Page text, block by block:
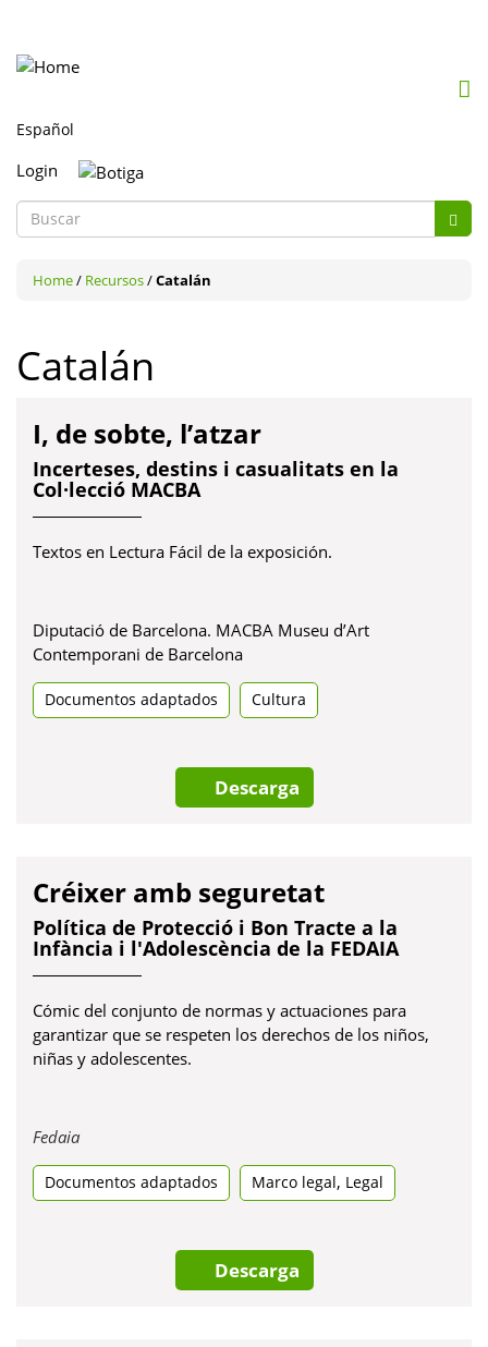
Login
Formulario
búsqueda
Home/ Recursos/Catalán
Catalán
I, de sobte, l’atzar
Incerteses, destins i casualitats en la
Col·lecció MACBA
Textos en Lectura Fácil de la exposición.
Diputació de Barcelona. MACBA Museu d’Art
Contemporani de Barcelona
Documentos adaptados Cultura
Descarga
Créixer amb seguretat
Política de Protecció i Bon Tracte a la
Infància i l'Adolescència de la FEDAIA
Cómic del conjunto de normas y actuaciones para
garantizar que se respeten los derechos de los niños,
niñas y adolescentes.
FedaiaObre
una
pestanya
Documentos adaptados Marco legal, Legal
Descarga